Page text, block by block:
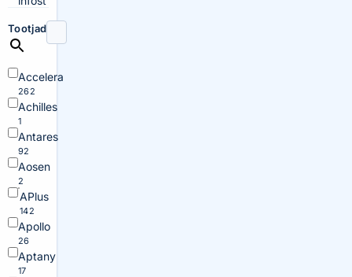
Tootjad
Accelera
262
Achilles
1
Antares
92
Aosen
2
APlus
142
Apollo
26
Aptany
17